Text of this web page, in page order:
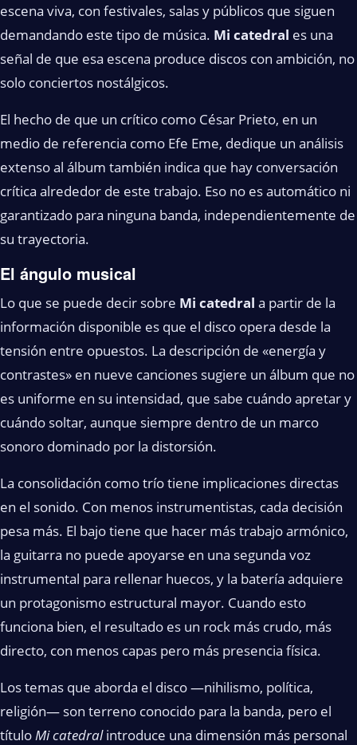
escena viva, con festivales, salas y públicos que siguen
demandando este tipo de música. Mi catedral es una
señal de que esa escena produce discos con ambición, no
solo conciertos nostálgicos.
El hecho de que un crítico como César Prieto, en un
medio de referencia como Efe Eme, dedique un análisis
extenso al álbum también indica que hay conversación
crítica alrededor de este trabajo. Eso no es automático ni
garantizado para ninguna banda, independientemente de
su trayectoria.
El ángulo musical
Lo que se puede decir sobre Mi catedral a partir de la
información disponible es que el disco opera desde la
tensión entre opuestos. La descripción de «energía y
contrastes» en nueve canciones sugiere un álbum que no
es uniforme en su intensidad, que sabe cuándo apretar y
cuándo soltar, aunque siempre dentro de un marco
sonoro dominado por la distorsión.
La consolidación como trío tiene implicaciones directas
en el sonido. Con menos instrumentistas, cada decisión
pesa más. El bajo tiene que hacer más trabajo armónico,
la guitarra no puede apoyarse en una segunda voz
instrumental para rellenar huecos, y la batería adquiere
un protagonismo estructural mayor. Cuando esto
funciona bien, el resultado es un rock más crudo, más
directo, con menos capas pero más presencia física.
Los temas que aborda el disco —nihilismo, política,
religión— son terreno conocido para la banda, pero el
título Mi catedralintroduce una dimensión más personal